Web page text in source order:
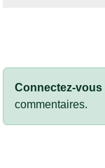
Connectez-vous
commentaires.